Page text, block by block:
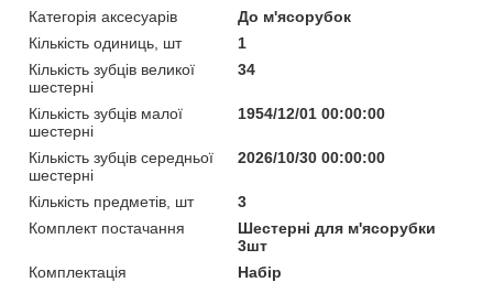
Категорія аксесуарів
До м'ясорубок
Кількість одиниць, шт
1
Кількість зубців великої
шестерні
34
Кількість зубців малої
шестерні
1954/12/01 00:00:00
Кількість зубців середньої
шестерні
2026/10/30 00:00:00
Кількість предметів, шт
3
Комплект постачання
Шестерні для м'ясорубки
3шт
Комплектація
Набір